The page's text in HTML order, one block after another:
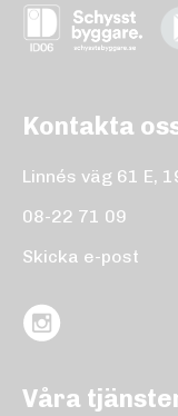
Kontakta
Linnés väg 61 E,
08-22 71 09
Skicka e-post
Våra